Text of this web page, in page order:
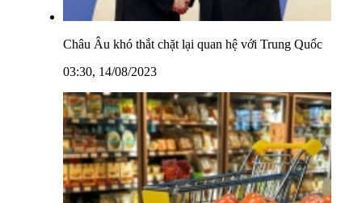
Châu Âu khó thắt chặt lại quan hệ với Trung Quốc
03:30, 14/08/2023